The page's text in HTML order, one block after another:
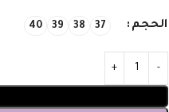
الحجم 37
38
39
40